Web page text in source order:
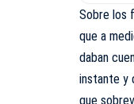
Sobre los
que a
daban
instante y
que